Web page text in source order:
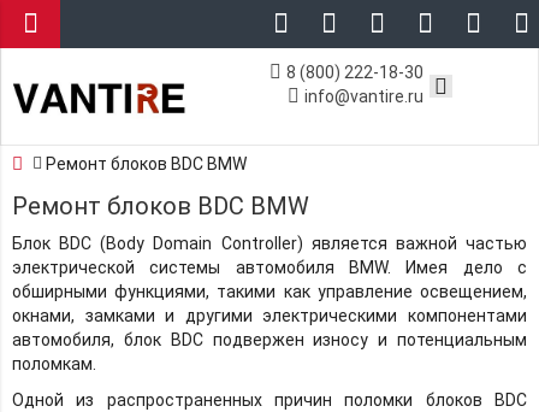
8 (800) 222-18-30
info@vantire.ru
Ремонт блоков BDC BMW
Ремонт блоков BDC BMW
Блок BDC (Body Domain Controller) является важной частью
электрической системы автомобиля BMW. Имея дело с
обширными функциями, такими как управление освещением,
окнами, замками и другими электрическими компонентами
автомобиля, блок BDC подвержен износу и потенциальным
поломкам.
Одной из распространенных причин поломки блоков BDC